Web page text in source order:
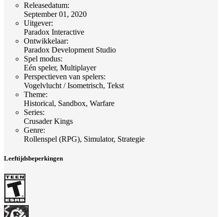
Releasedatum:
September 01, 2020
Uitgever:
Paradox Interactive
Ontwikkelaar:
Paradox Development Studio
Spel modus:
Eén speler, Multiplayer
Perspectieven van spelers:
Vogelvlucht / Isometrisch, Tekst
Theme:
Historical, Sandbox, Warfare
Series:
Crusader Kings
Genre:
Rollenspel (RPG), Simulator, Strategie
Leeftijdsbeperkingen